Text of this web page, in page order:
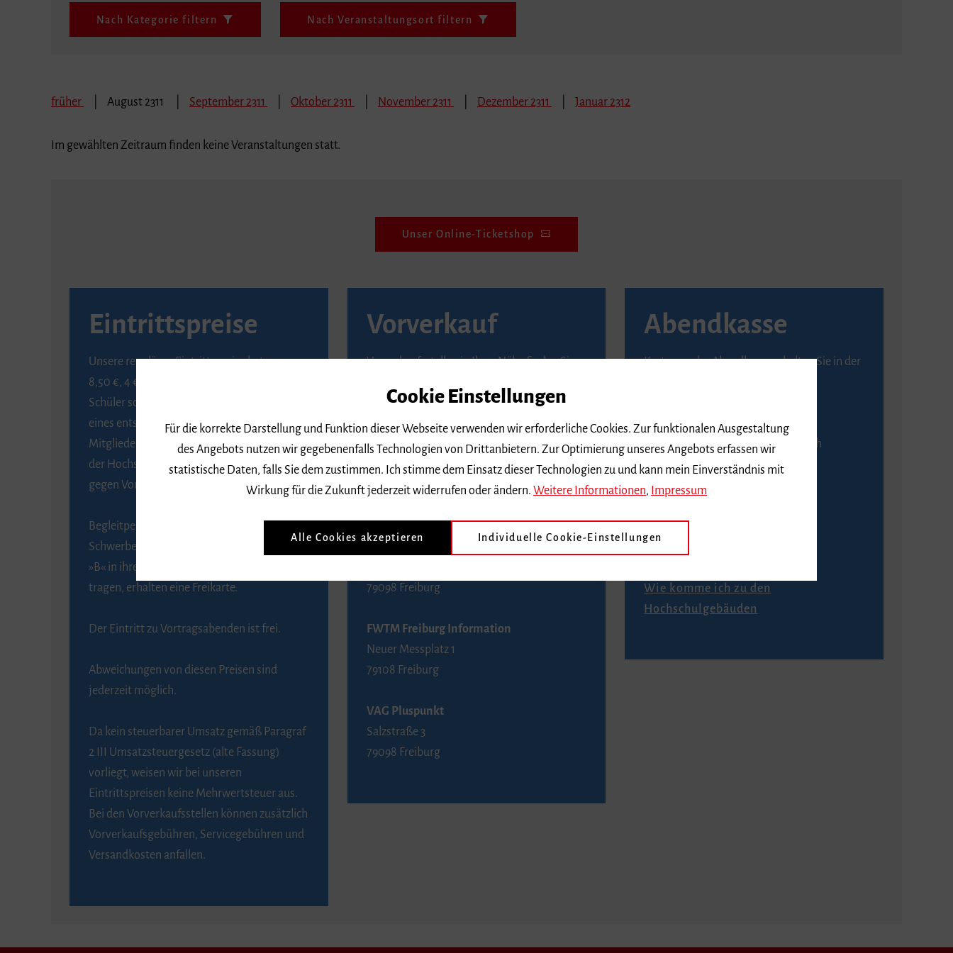
Nach Kategorie filtern Nach Veranstaltungsort filtern
früher August 2311 September 2311 Oktober 2311 November 2311 Dezember 2311 Januar 2312
Im gewählten Zeitraum finden keine Veranstaltungen statt.
Unser Online-Ticketshop
Eintrittspreise
Unsere regulären Eintrittspreise betragen
8,50 €, 4 € ermäßigt für Schülerinnen und
Schüler sowie Studierende gegen Vorlage
eines entsprechenden Nachweises, 6 € für
Mitglieder der Gesellschaft zur Förderung
der Hochschule für Musik Freiburg e. V.
gegen Vorlage des Mitgliedsausweises.
Begleitpersonen von Menschen mit
Schwerbehinderung, die das Merkzeichen
»B« in ihrem Schwerbehindertenausweis
tragen, erhalten eine Freikarte.
Der Eintritt zu Vortragsabenden ist frei.
Abweichungen von diesen Preisen sind
jederzeit möglich.
Da kein steuerbarer Umsatz gemäß Paragraf
2 III Umsatzsteuergesetz (alte Fassung)
vorliegt, weisen wir bei unseren
Eintrittspreisen keine Mehrwertsteuer aus.
Bei den Vorverkaufsstellen können zusätzlich
Vorverkaufsgebühren, Servicegebühren und
Versandkosten anfallen.
Vorverkauf
Vorverkaufsstellen in Ihrer Nähe finden Sie
BZ-Kartenservice Freiburg
Kaiser-Joseph-Straße 229
79098 Freiburg
Telefon 0761 4968888 (Reservierungen sind
FWTM Tourist-Information
79098 Freiburg
FWTM Freiburg Information
Neuer Messplatz 1
79108 Freiburg
VAG Pluspunkt
Salzstraße 3
79098 Freiburg
Abendkasse
Karten an der Abendkasse erhalten Sie in der
An der Abendkasse ist ausschließlich
Barzahlung möglich.
Anfahrt
Wie komme ich zu den
Hochschulgebäuden
Cookie Einstellungen
Für die korrekte Darstellung und Funktion dieser Webseite verwenden wir erforderliche Cookies. Zur funktionalen Ausgestaltung
des Angebots nutzen wir gegebenenfalls Technologien von Drittanbietern. Zur Optimierung unseres Angebots erfassen wir
statistische Daten, falls Sie dem zustimmen. Ich stimme dem Einsatz dieser Technologien zu und kann mein Einverständnis mit
Wirkung für die Zukunft jederzeit widerrufen oder ändern. Weitere Informationen Impressum
Alle Cookies akzeptieren Individuelle Cookie-Einstellungen